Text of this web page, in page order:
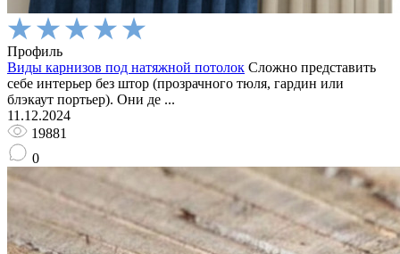
Профиль
Виды карнизов под натяжной потолок Сложно представить
себе интерьер без штор (прозрачного тюля, гардин или
блэкаут портьер). Они де ...
11.12.2024
19881
0